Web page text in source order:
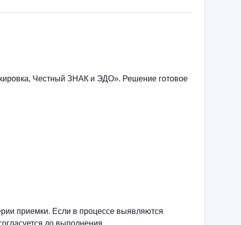
Честный ЗНАК и ЭДО». Решение готовое
приемки. Если в процессе выявляются
до выполнения.